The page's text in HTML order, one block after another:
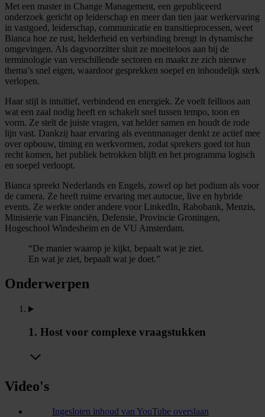
Met een master in Change Management, een gepubliceerd
onderzoek gericht op leiderschap en meer dan tien jaar werkervaring
in vastgoed, leiderschap, communicatie en transitieprocessen, weet
Bianca hoe ze rust, helderheid en verbinding brengt in dynamische
omgevingen. Als dagvoorzitter sluit ze moeiteloos aan bij de
terminologie van verschillende sectoren en maakt ze zich nieuwe
thema’s snel eigen, waardoor gesprekken soepel en inhoudelijk sterk
verlopen.
Haar stijl is intuïtief, verbindend en energiek. Ze voelt feilloos aan
wat een zaal nodig heeft en schakelt snel tussen tempo, toon en
vorm. Ze stelt de juiste vragen, vat helder samen en houdt de rode
lijn vast. Dankzij haar ervaring als eventmanager denkt ze actief mee
over opbouw, timing en werkvormen, zodat sprekers goed tot hun
recht komen, het publiek betrokken blijft en het programma logisch
en soepel verloopt.
Bianca spreekt Nederlands en Engels, zowel op het podium als voor
de camera. Ze heeft ruime ervaring met autocue, live en hybride
events. Ze werkte onder andere voor LinkedIn, Rabobank, Menzis,
Ministerie van Financiën, Defensie, Provincie Groningen,
Hogeschool Windesheim en de VU Amsterdam.
“De manier waarop je kijkt, bepaalt wat je ziet.
En wat je ziet, bepaalt wat je doet.”
Onderwerpen
1. Host voor complexe vraagstukken
Video's
Ingesloten inhoud van YouTube overslaan